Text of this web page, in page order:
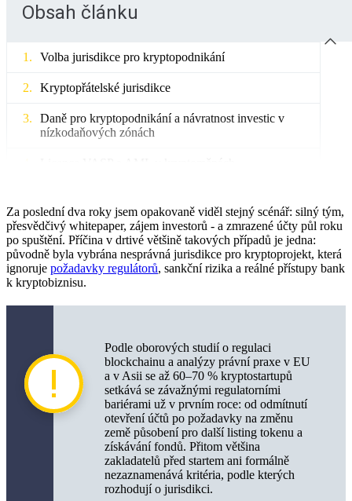
Obsah článku
Volba jurisdikce pro kryptopodnikání
Kryptopřátelské jurisdikce
Daně pro kryptopodnikání a návratnost investic v
nízkodaňových zónách
Nejlepší jurisdikce pro kryptospolečnost
Nejlepší jurisdikce pro kryptolicenci v EU
Kryptolicence v Asii: náklady a lhůty
Pět nejlepších jurisdikcí
Plán registrace kryptospolečnosti a licence
Výběr jurisdikce: krok za krokem
Registrace VASP v Evropě, AML a KYC
Jak otevřít bankovní účet kryptospolečnosti
Za poslední dva roky jsem opakovaně viděl stejný scénář: silný tým,
přesvědčivý whitepaper, zájem investorů - a zmrazené účty půl roku
po spuštění. Příčina v drtivé většině takových případů je jedna:
původně byla vybrána nesprávná jurisdikce pro kryptoprojekt, která
ignoruje požadavky regulátorů, sankční rizika a reálné přístupy bank
k kryptobiznisu.
Podle oborových studií o regulaci
blockchainu a analýzy právní praxe v EU
a v Asii se až 60–70 % kryptostartupů
setkává se závažnými regulatorními
bariérami už v prvním roce: od odmítnutí
otevření účtů po požadavky na změnu
země působení pro další listing tokenu a
získávání fondů. Přitom většina
zakladatelů před startem ani formálně
nezaznamenává kritéria, podle kterých
rozhodují o jurisdikci.